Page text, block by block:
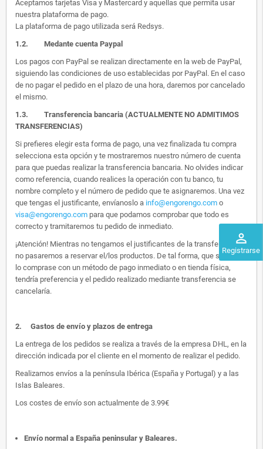
perm_identity
Registrarse
Aceptamos tarjetas Visa y Mastercard y aquellas que permita usar
nuestra plataforma de pago.
La plataforma de pago utilizada será Redsys.
1.2. Medante cuenta Paypal
Los pagos con PayPal se realizan directamente en la web de PayPal,
siguiendo las condiciones de uso establecidas por PayPal. En el caso
de no pagar el pedido en el plazo de una hora, daremos por cancelado
el mismo.
1.3. Transferencia bancaria (ACTUALMENTE NO ADMITIMOS
TRANSFERENCIAS)
Si prefieres elegir esta forma de pago, una vez finalizada tu compra
selecciona esta opción y te mostraremos nuestro número de cuenta
para que puedas realizar la transferencia bancaria. No olvides indicar
como referencia, cuando realices la operación con tu banco, tu
nombre completo y el número de pedido que te asignaremos. Una vez
que tengas el justificante, envíanoslo a info@engorengo.com o
visa@engorengo.com para que podamos comprobar que todo es
correcto y tramitaremos tu pedido de inmediato.
¡Atención! Mientras no tengamos el justificantes de la transferencia,
no pasaremos a reservar el/los productos. De tal forma, que si alguien
lo comprase con un método de pago inmediato o en tienda física,
tendría preferencia y el pedido realizado mediante transferencia se
cancelaría.
2. Gastos de envío y plazos de entrega
La entrega de los pedidos se realiza a través de la empresa DHL, en la
dirección indicada por el cliente en el momento de realizar el pedido.
Realizamos envíos a la península Ibérica (España y Portugal) y a las
Islas Baleares.
Los costes de envío son actualmente de 3.99€
Envío normal a España peninsular y Baleares.